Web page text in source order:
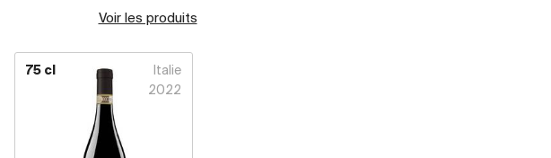
Voir les produits
75 cl
Italie
2022